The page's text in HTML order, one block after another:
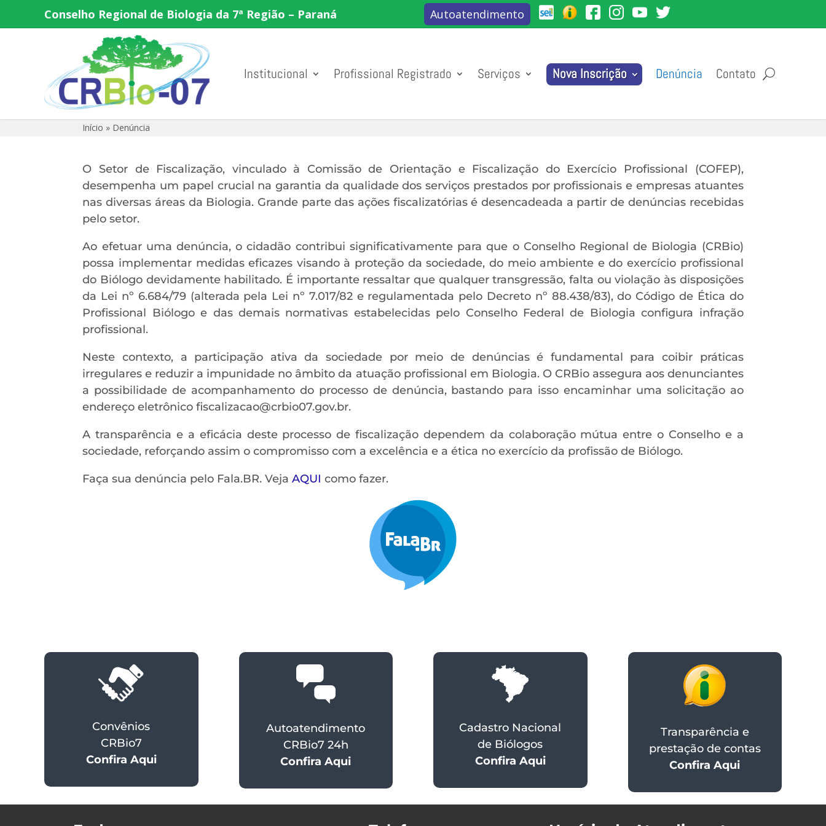
Conselho Regional de Biologia da 7ª Região – Paraná Autoatendimento
Institucional Profissional Registrado Serviços Nova Inscrição Denúncia Contato
Início » Denúncia
O Setor de Fiscalização, vinculado à Comissão de Orientação e Fiscalização do Exercício Profissional (COFEP),
desempenha um papel crucial na garantia da qualidade dos serviços prestados por profissionais e empresas atuantes
nas diversas áreas da Biologia. Grande parte das ações fiscalizatórias é desencadeada a partir de denúncias recebidas
pelo setor.
Ao efetuar uma denúncia, o cidadão contribui significativamente para que o Conselho Regional de Biologia (CRBio)
possa implementar medidas eficazes visando à proteção da sociedade, do meio ambiente e do exercício profissional
do Biólogo devidamente habilitado. É importante ressaltar que qualquer transgressão, falta ou violação às disposições
da Lei nº 6.684/79 (alterada pela Lei nº 7.017/82 e regulamentada pelo Decreto nº 88.438/83), do Código de Ética do
Profissional Biólogo e das demais normativas estabelecidas pelo Conselho Federal de Biologia configura infração
profissional.
Neste contexto, a participação ativa da sociedade por meio de denúncias é fundamental para coibir práticas
irregulares e reduzir a impunidade no âmbito da atuação profissional em Biologia. O CRBio assegura aos denunciantes
a possibilidade de acompanhamento do processo de denúncia, bastando para isso encaminhar uma solicitação ao
endereço eletrônico fiscalizacao@crbio07.gov.br.
A transparência e a eficácia deste processo de fiscalização dependem da colaboração mútua entre o Conselho e a
sociedade, reforçando assim o compromisso com a excelência e a ética no exercício da profissão de Biólogo.
Faça sua denúncia pelo Fala.BR. VejaAQUI como fazer.
Convênios
CRBio7
Confira Aqui
Autoatendimento
CRBio7 24h
Confira Aqui
Cadastro Nacional
de Biólogos
Confira Aqui
Transparência e
prestação de contas
Confira Aqui